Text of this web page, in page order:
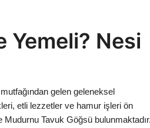
Yemeli? Nesi
gelen geleneksel
etli lezzetler ve hamur işleri ön
Mudurnu Tavuk Göğsü bulunmaktadır.